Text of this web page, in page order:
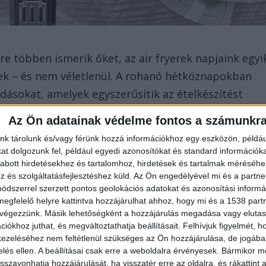
Az Ön adatainak védelme fontos a
tárolunk és/vagy férünk hozzá információkhoz egy eszközön,
dolgozunk fel, például egyedi azonosítókat és standard
hirdetésekhez és tartalomhoz, hirdetések és tartalmak
és szolgáltatásfejlesztéshez küld. Az Ön engedélyével mi és a
szerzett pontos geolokációs adatokat és azonosítási
helyre kattintva hozzájárulhat ahhoz, hogy mi és a 1538
Másik lehetőségként a hozzájárulás megadása vagy
juthat, és megváltoztathatja beállításait. Felhívjuk figyelmét,
nem feltétlenül szükséges az Ön hozzájárulása, de
ellen. A beállításai csak erre a weboldalra érvényesek. Bármikor
hozzájárulását, ha visszatér erre az oldalra, és rákattint
többen ismerik őket, az air fryerek napjaink
– és nem véletlenül. A rohanó hétköznapokban
amelyek egyszerűsítik az ételkészítést
ízekről vagy az egészséges táplálkozásról. Egy
ebben lehet a legnagyobb segítséged.
forró olajban sül, hanem erőteljesforró levegő
egészségesebb, hanem látványosan
90%-kal kevesebb olajis elég lehet ugyanahhoz az
választás lehet azoknak is, akik diétáznak, vagy
tudatosabban étkezni.